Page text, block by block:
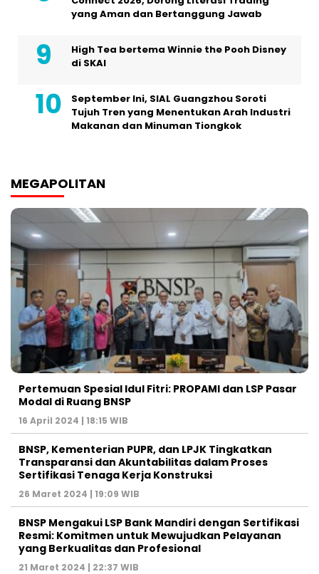
yang Aman dan Bertanggung Jawab
High Tea bertema Winnie the Pooh Disney
di SKAI
September Ini, SIAL Guangzhou Soroti
Tujuh Tren yang Menentukan Arah Industri
Makanan dan Minuman Tiongkok
MEGAPOLITAN
Pertemuan Spesial Idul Fitri: PROPAMI dan LSP Pasar
Modal di Ruang BNSP
16 April 2024 | 18:15 WIB
BNSP, Kementerian PUPR, dan LPJK Tingkatkan
Transparansi dan Akuntabilitas dalam Proses
Sertifikasi Tenaga Kerja Konstruksi
26 Maret 2024 | 19:09 WIB
BNSP Mengakui LSP Bank Mandiri dengan Sertifikasi
Resmi: Komitmen untuk Mewujudkan Pelayanan
yang Berkualitas dan Profesional
21 Maret 2024 | 22:37 WIB